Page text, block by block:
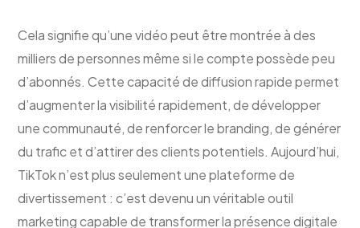
Cela signifie qu’une vidéo peut être montrée à des
milliers de personnes même si le compte possède peu
d’abonnés. Cette capacité de diffusion rapide permet
d’augmenter la visibilité rapidement, de développer
une communauté, de renforcer le branding, de générer
du trafic et d’attirer des clients potentiels. Aujourd’hui,
TikTok n’est plus seulement une plateforme de
divertissement : c’est devenu un véritable outil
marketing capable de transformer la présence digitale